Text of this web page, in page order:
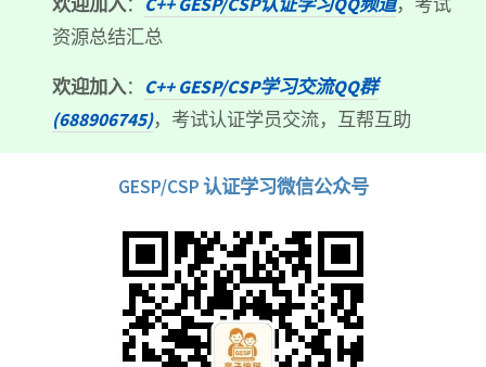
资源总结汇总
欢迎加入： C++ GESP/CSP学习交流QQ群
(688906745)，考试认证学员交流，互帮互助
GESP/CSP 认证学习微信公众号